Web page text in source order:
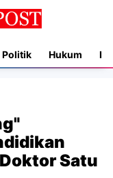
Politik Hukum
Satu